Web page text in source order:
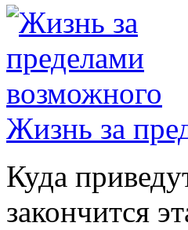
Жизнь за
Куда
закончится